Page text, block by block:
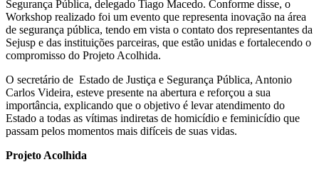
Segurança Pública, delegado Tiago Macedo. Conforme disse, o
Workshop realizado foi um evento que representa inovação na área
de segurança pública, tendo em vista o contato dos representantes da
Sejusp e das instituições parceiras, que estão unidas e fortalecendo o
compromisso do Projeto Acolhida.
O secretário de Estado de Justiça e Segurança Pública, Antonio
Carlos Videira, esteve presente na abertura e reforçou a sua
importância, explicando que o objetivo é levar atendimento do
Estado a todas as vítimas indiretas de homicídio e feminicídio que
passam pelos momentos mais difíceis de suas vidas.
Projeto Acolhida